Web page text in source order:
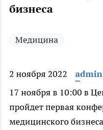
бизнеса
Медицина
2 ноября 2022
17 ноября в 10:00 в
пройдет первая
медицинского